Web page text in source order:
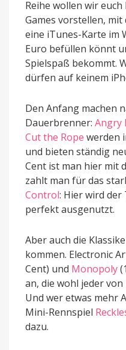
Reihe wollen wir
Games vorstellen,
eine iTunes-Karte im
Euro befüllen könnt
Spielspaß bekommt.
dürfen auf keinem
Den Anfang machen
Dauerbrenner: Angry
Cut the Rope werden
und bieten ständig
Cent ist man hier mit
zahlt man für das
Control: Hier wird der
perfekt ausgenutzt.
Aber auch die
kommen. Electronic
Cent) und Monopoly
an, die wohl jeder
Und wer etwas mehr
Mini-Rennspiel
dazu.